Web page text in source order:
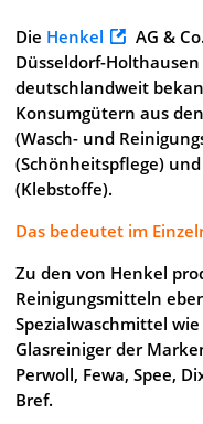
Die Henkel
AG &
Düsseldorf-
deutschlandweit
Konsumgütern aus
(Wasch- und
(Schönheitspflege)
(Klebstoffe).
Das bedeutet im
Zu den von Henkel
Reinigungsmitteln
Spezialwaschmittel
Glasreiniger der
Perwoll, Fewa, Spee,
Bref.